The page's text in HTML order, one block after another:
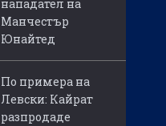
нападател на
Манчестър
Юнайтед
По примера на
Левски: Кайрат
разпродаде